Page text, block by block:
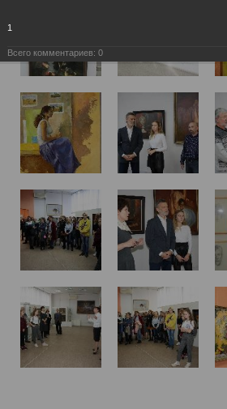
1
Всего комментариев: 0